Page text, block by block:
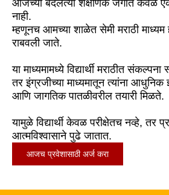
आजच्या बदलत्या शैक्षणिक जगात केवळ
नाही.
म्हणूनच आमच्या शाळेत सेमी मराठी
राबवली जाते.
या माध्यमामध्ये विद्यार्थी मराठीत
तर इंग्रजीच्या माध्यमातून त्यांना आधुनिक
आणि जागतिक पातळीवरील तयारी मिळते.
यामुळे विद्यार्थी केवळ परीक्षेतच नव्हे, तर
आत्मविश्वासाने पुढे जातात.
आजच प्रवेशासाठी अर्ज करा